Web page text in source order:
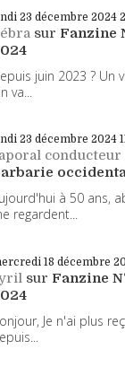
23 décembre 2024
sur Fanzine
juin 2023 ? Un
va...
23 décembre 2024
conducteur
à 50 ans,
regardent...
18 décembre
sur Fanzine
Je n'ai plus